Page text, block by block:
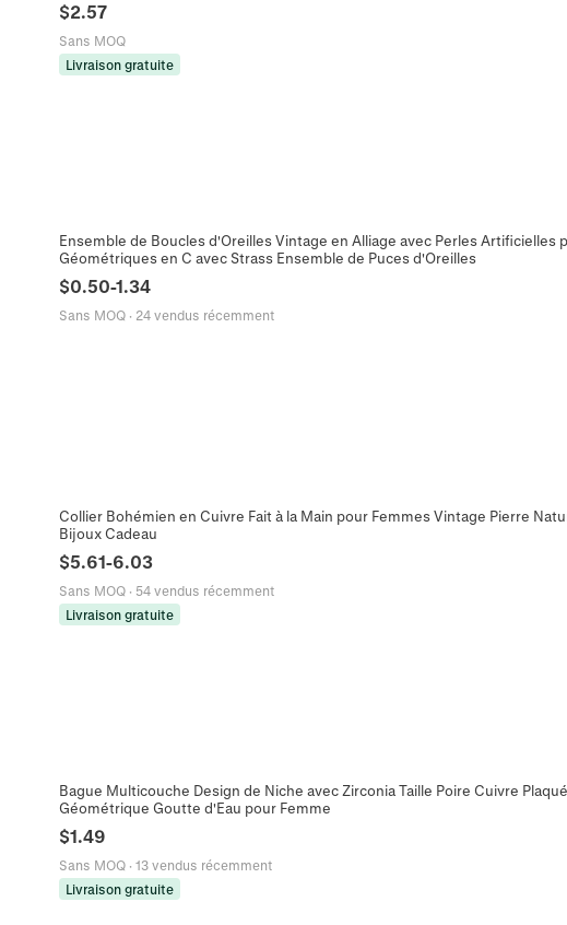
$2.57
Sans MOQ
Livraison gratuite
Ensemble de Boucles d'Oreilles Vintage en Alliage avec Perles Artificielles
Géométriques en C avec Strass Ensemble de Puces d'Oreilles
$0.50-1.34
Sans MOQ· 24 vendus récemment
Collier Bohémien en Cuivre Fait à la Main pour Femmes Vintage Pierre
Bijoux Cadeau
$5.61-6.03
Sans MOQ· 54 vendus récemment
Livraison gratuite
Bague Multicouche Design de Niche avec Zirconia Taille Poire Cuivre
Géométrique Goutte d'Eau pour Femme
$1.49
Sans MOQ· 13 vendus récemment
Livraison gratuite